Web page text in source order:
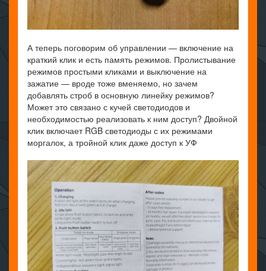
А теперь поговорим об управлении — включение на
краткий клик и есть память режимов. Пролистывание
режимов простыми кликами и выключение на
зажатие — вроде тоже вменяемо, но зачем
добавлять строб в основную линейку режимов?
Может это связано с кучей светодиодов и
необходимостью реализовать к ним доступ? Двойной
клик включает RGB светодиоды с их режимами
моргалок, а тройной клик даже доступ к УФ